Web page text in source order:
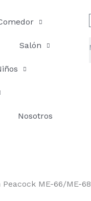
Salón
Nosotros
ME-66/ME-68